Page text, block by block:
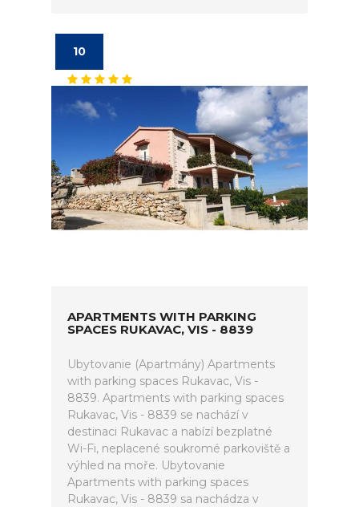
10
APARTMENTS WITH PARKING
SPACES RUKAVAC, VIS - 8839
Ubytovanie (Apartmány) Apartments
with parking spaces Rukavac, Vis -
8839. Apartments with parking spaces
Rukavac, Vis - 8839 se nachází v
destinaci Rukavac a nabízí bezplatné
Wi-Fi, neplacené soukromé parkoviště a
výhled na moře. Ubytovanie
Apartments with parking spaces
Rukavac, Vis - 8839 sa nachádza v